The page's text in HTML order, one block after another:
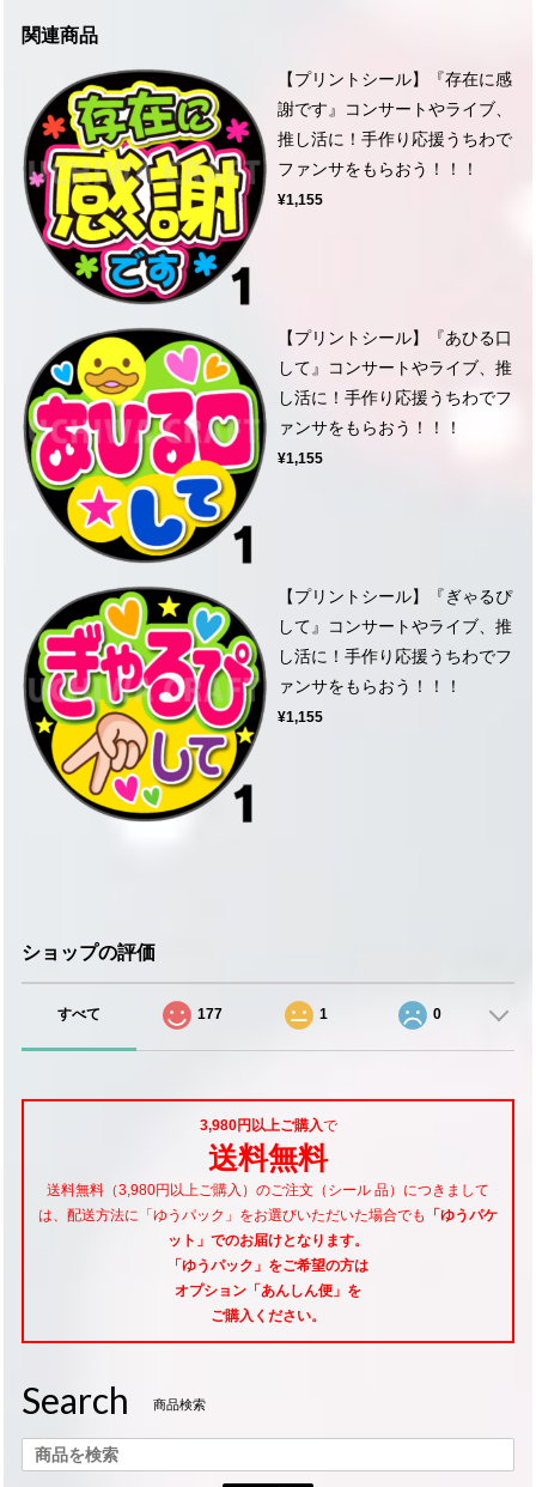
関連商品
【プリントシール】『存在に感
謝です』コンサートやライブ、
推し活に！手作り応援うちわで
ファンサをもらおう！！！
¥1,155
【プリントシール】『あひる口
して』コンサートやライブ、推
し活に！手作り応援うちわでフ
ァンサをもらおう！！！
¥1,155
【プリントシール】『ぎゃるぴ
して』コンサートやライブ、推
し活に！手作り応援うちわでフ
ァンサをもらおう！！！
¥1,155
ショップの評価
すべて 177 1 0
3,980円以上ご購入で
送料無料
送料無料（3,980円以上ご購入）のご注文（シール 品）につきまして
は、配送方法に「ゆうパック」をお選びいただいた場合でも
「ゆうパケ
ット」でのお届けとなります。
「ゆうパック」をご希望の方は
オプション「あんしん便」 を
ご購入ください。
Search 商品検索